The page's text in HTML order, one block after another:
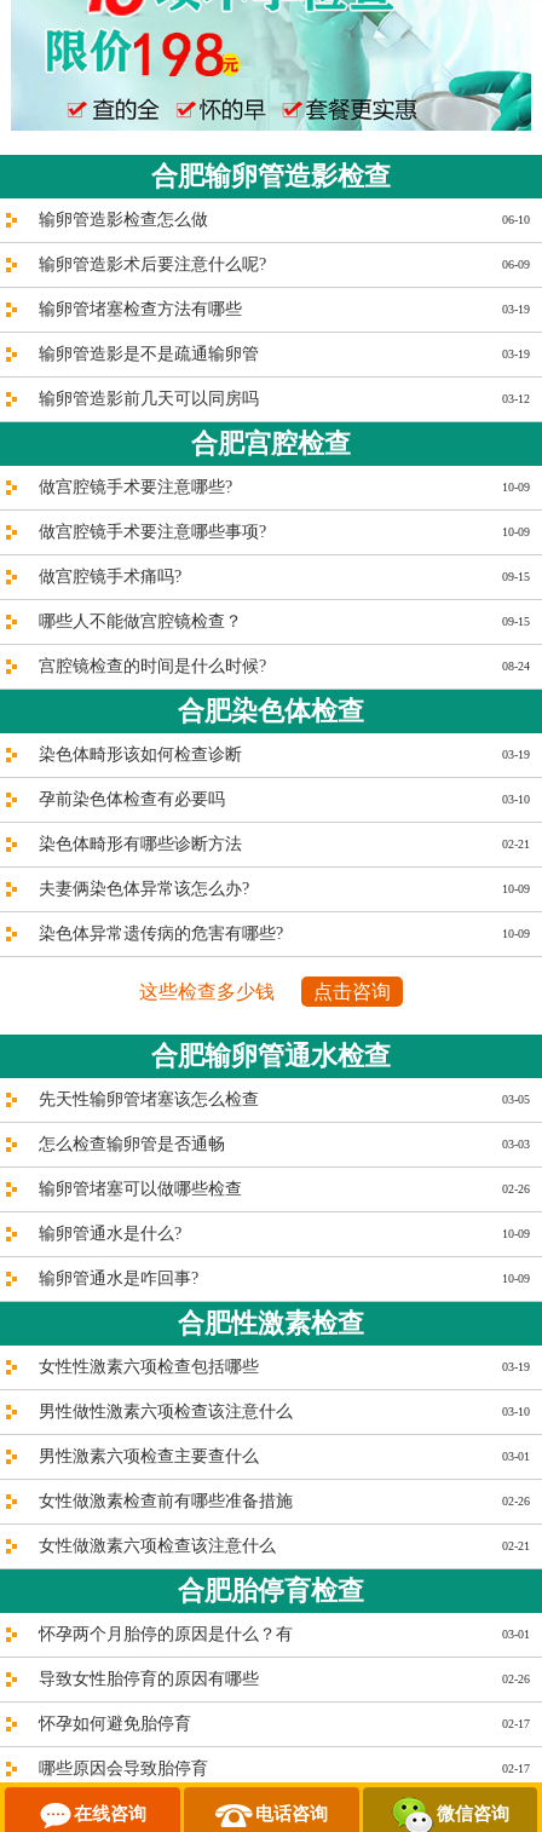
合肥输卵管造影检查
06-10
输卵管造影检查怎么做
06-09
输卵管造影术后要注意什么呢?
03-19
输卵管堵塞检查方法有哪些
03-19
输卵管造影是不是疏通输卵管
03-12
输卵管造影前几天可以同房吗
合肥宫腔检查
10-09
做宫腔镜手术要注意哪些?
10-09
做宫腔镜手术要注意哪些事项?
09-15
做宫腔镜手术痛吗?
09-15
哪些人不能做宫腔镜检查？
08-24
宫腔镜检查的时间是什么时候?
合肥染色体检查
03-19
染色体畸形该如何检查诊断
03-10
孕前染色体检查有必要吗
02-21
染色体畸形有哪些诊断方法
10-09
夫妻俩染色体异常该怎么办?
10-09
染色体异常遗传病的危害有哪些?
这些检查多少钱 点击咨询
合肥输卵管通水检查
03-05
先天性输卵管堵塞该怎么检查
03-03
怎么检查输卵管是否通畅
02-26
输卵管堵塞可以做哪些检查
10-09
输卵管通水是什么?
10-09
输卵管通水是咋回事?
合肥性激素检查
03-19
女性性激素六项检查包括哪些
03-10
男性做性激素六项检查该注意什么
03-01
男性激素六项检查主要查什么
02-26
女性做激素检查前有哪些准备措施
02-21
女性做激素六项检查该注意什么
合肥胎停育检查
03-01
怀孕两个月胎停的原因是什么？有
02-26
导致女性胎停育的原因有哪些
02-17
怀孕如何避免胎停育
02-17
哪些原因会导致胎停育
10-09
胎停育是什么?
在线咨询 电话咨询 微信咨询